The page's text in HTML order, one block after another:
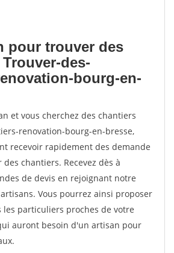
pour trouver des
des-
bourg-en-
et vous cherchez des chantiers
renovation-bourg-en-bresse,
recevoir rapidement des demande
chantiers. Recevez dès à
de devis en rejoignant notre
Vous pourrez ainsi proposer
les particuliers proches de votre
auront besoin d'un artisan pour